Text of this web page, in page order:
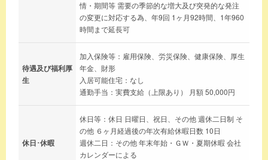
情・期間等 需要の季節的な増大及び突発的な発注
の変更に対応する為、年9回 1ヶ月92時間、1年960
時間まで延長可
待遇及び福利厚
生
加入保険等：雇用保険、労災保険、健康保険、厚生
年金、財形
入居可能住宅：なし
通勤手当：実費支給（上限あり） 月額 50,000円
休日･休暇
休日等：休日 日曜日、祝日、その他 週休二日制 そ
の他 ６ヶ月経過後の年次有給休暇日数 10日
週休二日：その他 年末年始・ＧＷ・夏期休暇 会社
カレンダーによる